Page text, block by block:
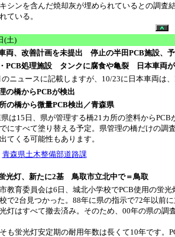
シンを含んだ焼却灰が埋められているとの調査
ている。
(土)
両、改善計画を未提出 停止の半田PCB施設、
PCB処理施設 タンクに腐食や亀裂 日本車両
ニュースに記載しますが、10/23に日本車両は
の橋からPCBが検出
の橋から微量PCB検出／青森県
は15日、県が管理する橋21カ所の塗料からPCB
にすべて塗り替える予定。県管理の橋だけの調
てくる可能性もあります。
青森県土木整備部道路課
光灯、新たに2基 鳥取市立北中で＝鳥取
教育委員会は6日、城北小学校でPCB使用の蛍
で2台見つかった。88年に県の指示で72年以前
灯はすべて撤去済み。そのため、00年の県の調
も蛍光灯安定期の耐用年数は長くて10年です。